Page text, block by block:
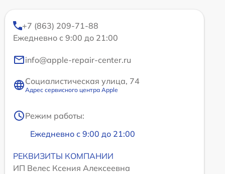
+7 (863) 209-71-88
Ежедневно с 9:00 до 21:00
info@apple-repair-center.ru
Социалистическая улица, 74
Адрес сервисного центра Apple
Режим работы:
Ежедневно с 9:00 до 21:00
РЕКВИЗИТЫ КОМПАНИИ
ИП Велес Ксения Алексеевна